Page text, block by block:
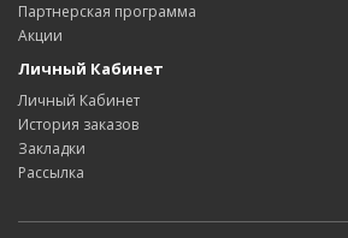
Партнерская программа
Акции
Личный Кабинет
Личный Кабинет
История заказов
Закладки
Рассылка